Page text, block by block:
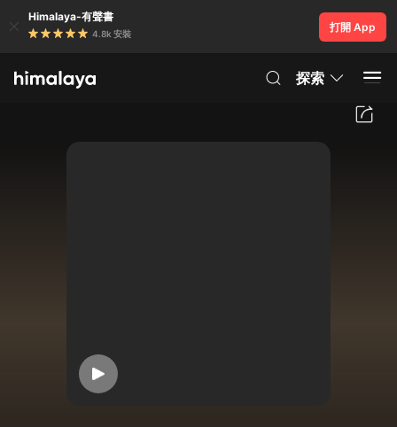
Himalaya-有聲書
4.8k 安裝
打開 App
探索